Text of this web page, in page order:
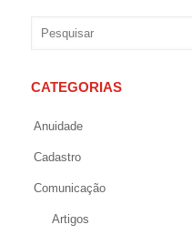
CATEGORIAS
Anuidade
Cadastro
Comunicação
Artigos